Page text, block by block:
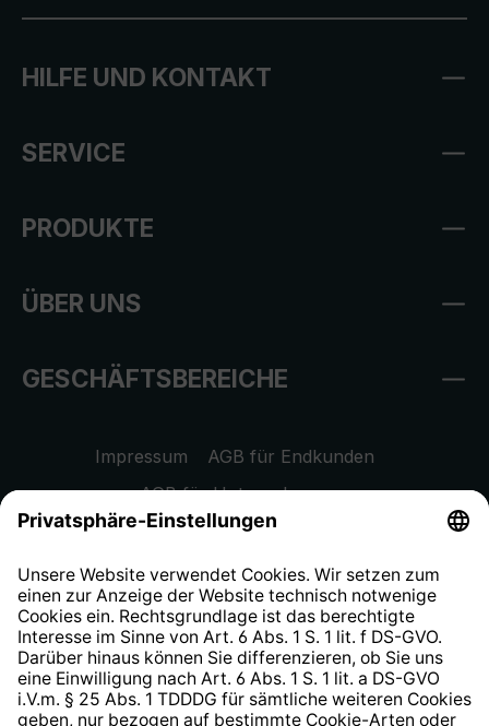
HILFE UND KONTAKT
SERVICE
PRODUKTE
ÜBER UNS
GESCHÄFTSBEREICHE
Impressum
AGB für Endkunden
AGB für Unternehmen
Datenschutzhinweis
Widerrufsrecht
Hinweisgeberschutzsystem
Barrierefreiheit